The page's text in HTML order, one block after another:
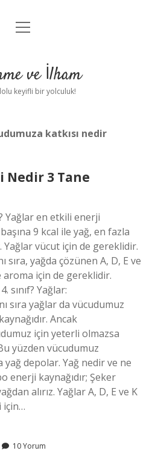
Anasayfa
Uyarı
menüyü
ve İlham
keyifli bir yolculuk!
katkısı nedir
Nedir 3 Tane
Yağlar en etkili enerji
9 kcal ile yağ, en fazla
vücut için de gereklidir.
sıra, yağda çözünen A, D, E ve
için de gereklidir.
sınıf? Yağlar:
sıra yağlar da vücudumuz
Ancak
için yeterli olmazsa
yüzden vücudumuz
yağ depolar. Yağ nedir ve ne
enerji kaynağıdır; Şeker
alırız. Yağlar A, D, E ve K
için…
10 Yorum